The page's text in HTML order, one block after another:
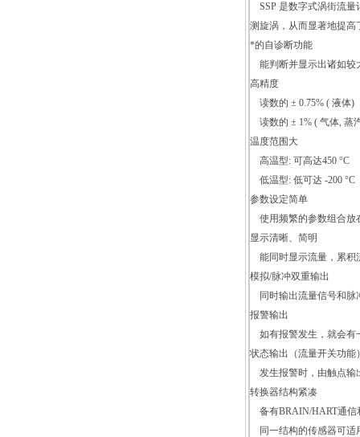
SSP 是数字式涡街流量
测旋涡，从而显著地提高
*的自诊断功能
能判断并显示出诸如较
高精度
读数的 ± 0.75% ( 液体)
读数的 ± 1% ( 气体, 蒸
温度范围大
高温型: 可高达450 °C
低温型: 低可达 -200 °C
参数设定简单
使用频繁的参数组合放
显示清晰、简明
能同时显示流量，累积
模拟/脉冲双重输出
同时输出流量信号和脉
报警输出
如有报警发生，就会有
状态输出（流量开关功能
发生报警时，由触点输
转换器结构紧凑
备有BRAIN/HART通信
同一结构的传感器可适